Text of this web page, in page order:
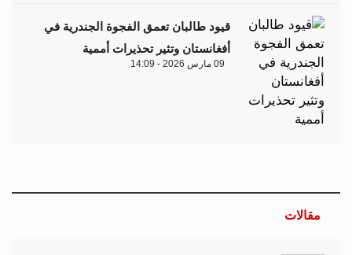
قيود طالبان تعمق الفجوة الجندرية في
أفغانستان وتثير تحذيرات أممية
09 مارس 2026 - 14:09
مقالات